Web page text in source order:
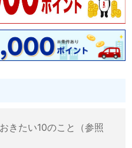
きたい10のこと（参照